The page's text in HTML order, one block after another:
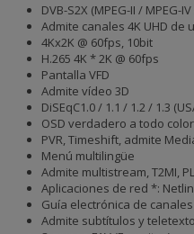
DVB-S2X (MPEG-II / MPEG-
Admite canales 4K UHD de
4Kx2K @ 60fps, 10bit
H.265 4K * 2K @ 60fps
Pantalla VFD
Admite vídeo 3D
DiSEqC1.0 / 1.1 / 1.2 / 1.3
OSD verdadero a todo
PVR, Timeshift, admite
Menú multilingüe
Admite multistream, T2MI,
Aplicaciones de red *:
Guía electrónica de canales
Admite subtítulos y